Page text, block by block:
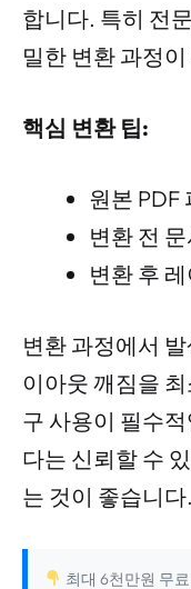
합니다. 특히 전
밀한 변환 과정
핵심 변환 팁:
원본 PDF
변환 전
변환 후
변환 과정에서
이아웃 깨짐을
구 사용이 필수
다는 신뢰할 수
는 것이 좋습니다.
최대 6천만원 무